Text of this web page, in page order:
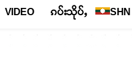
VIDEO ၵပ်းသိုပ်ႇ SHN